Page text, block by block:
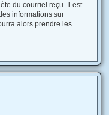
du courriel reçu. Il est
informations sur
alors prendre les